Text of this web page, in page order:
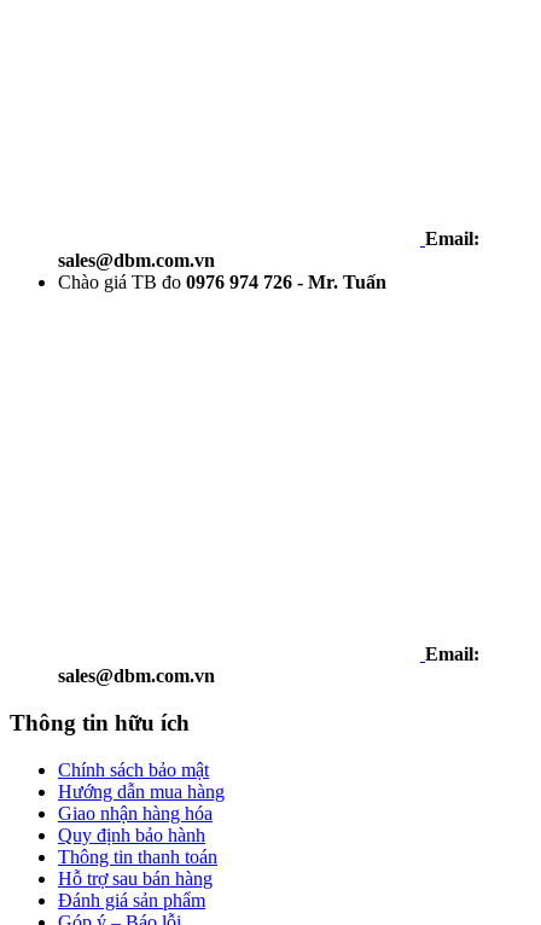
Email:
sales@dbm.com.vn
Chào giá TB đo 0976 974 726 - Mr. Tuấn
Email:
sales@dbm.com.vn
Thông tin hữu ích
Chính sách bảo mật
Hướng dẫn mua hàng
Giao nhận hàng hóa
Quy định bảo hành
Thông tin thanh toán
Hỗ trợ sau bán hàng
Đánh giá sản phẩm